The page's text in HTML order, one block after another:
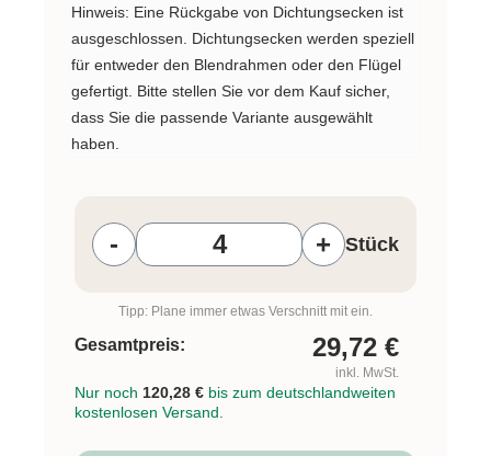
Hinweis: Eine Rückgabe von Dichtungsecken ist
ausgeschlossen. Dichtungsecken werden speziell
für entweder den Blendrahmen oder den Flügel
gefertigt. Bitte stellen Sie vor dem Kauf sicher,
dass Sie die passende Variante ausgewählt
haben.
- + Stück
Tipp: Plane immer etwas Verschnitt mit ein.
Gesamtpreis: 29,72 €
inkl. MwSt.
Nur noch 120,28 € bis zum deutschlandweiten
kostenlosen Versand.